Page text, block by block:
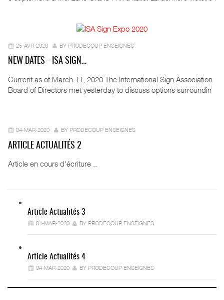
25-AVR-2020 BY PRODECOUP ENSEIGNES
NEW DATES - ISA SIGN…
Current as of March 11, 2020 The International Sign Association
Board of Directors met yesterday to discuss options surroundin
04-MAR-2020 BY PRODECOUP ENSEIGNES
ARTICLE ACTUALITÉS 2
Article en cours d'écriture ..
Article Actualités 3
04-MAR-2020 BY PRODECOUP ENSEIGNES
Article Actualités 4
04-MAR-2020 BY PRODECOUP ENSEIGNES